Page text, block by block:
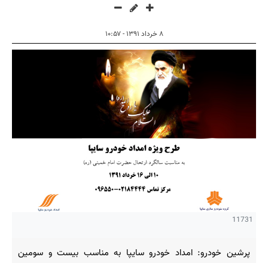
۸ خرداد ۱۳۹۱ - ۱۰:۵۷
11731
پرشین خودرو: امداد خودرو سایپا به مناسب بیست و سومین